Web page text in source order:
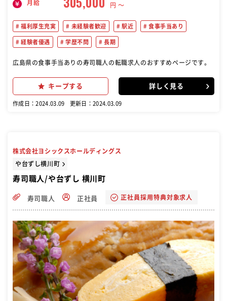
月給 円 〜
福利厚生充実 未経験者歓迎 駅近 食事手当あり
経験者優遇 学歴不問 長期
広島県の食事手当ありの寿司職人の転職求人のおすすめページです。
キープする 詳しく見る
作成日：2024.03.09 更新日：2024.03.09
株式会社ヨシックスホールディングス
や台ずし横川町
寿司職人/や台ずし 横川町
寿司職人 正社員 正社員採用特典対象求人